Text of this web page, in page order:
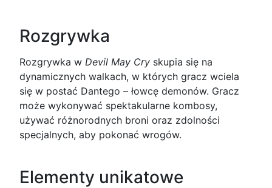
Rozgrywka
Rozgrywka w Devil May Cry skupia się na
dynamicznych walkach, w których gracz wciela
się w postać Dantego – łowcę demonów. Gracz
może wykonywać spektakularne kombosy,
używać różnorodnych broni oraz zdolności
specjalnych, aby pokonać wrogów.
Elementy unikatowe